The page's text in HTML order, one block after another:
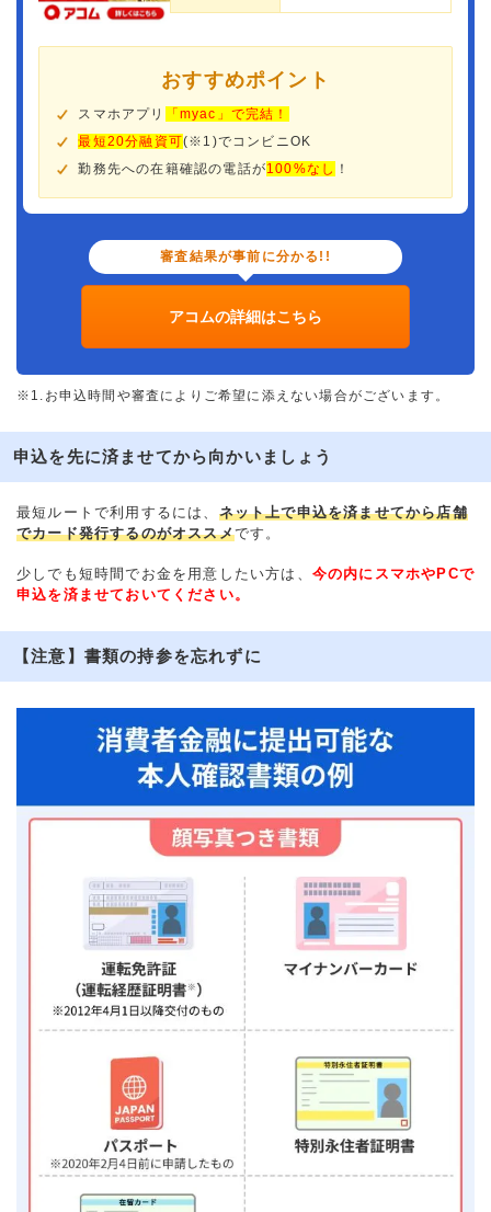
おすすめポイント
スマホアプリ
「myac」で完結！
最短20分融資可(※1)でコンビニOK
勤務先への在籍確認の電話が100%なし ！
審査結果が事前に分かる!!
アコムの詳細はこちら
※1.お申込時間や審査によりご希望に添えない場合がございます。
申込を先に済ませてから向かいましょう
最短ルートで利用するには、 ネット上で申込を済ませてから店舗
でカード発行するのがオススメです。
少しでも短時間でお金を用意したい方は、 今の内にスマホやPCで
申込を済ませておいてください。
【注意】書類の持参を忘れずに